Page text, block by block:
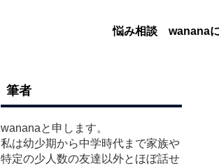
悩み相談 wanana
筆者
wananaと申します。
私は幼少期から中学時代まで家族や
特定の少人数の友達以外とほぼ話せ